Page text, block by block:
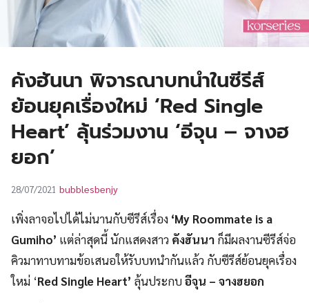
คังฮันนา พิจารณาบทนำในซีรีส์
ย้อนยุคเรื่องใหม่ ‘Red Single
Heart’ ลุ้นร่วมงาน ‘อีจุน – จางฮ
ยอก’
28/07/2021 bubblesbenjy
เพิ่งลาจอไปได้ไม่นานกับซีรีส์เรื่อง ‘My Roommate is a
Gumiho’ แต่ล่าสุดนี้ นักแสดงสาว คังฮันนา ก็มีผลงานซีรีส์จ่อ
คิวมาทาบทามข้อเสนอให้รับบทนำกันแล้ว กับซีรีส์ย้อนยุคเรื่อง
ใหม่ ‘Red Single Heart’ ลุ้นประกบอีจุน – จางฮยอก